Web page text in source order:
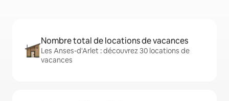
Nombre total de locations de vacances
Les Anses-d'Arlet : découvrez 30 locations de
vacances